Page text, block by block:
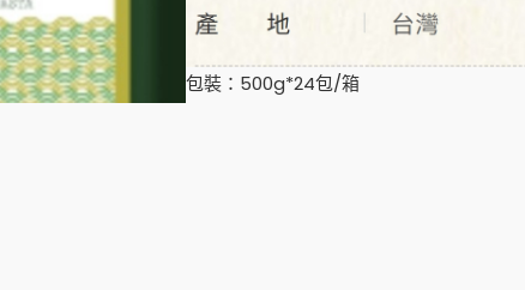
包裝：500g*24包/箱